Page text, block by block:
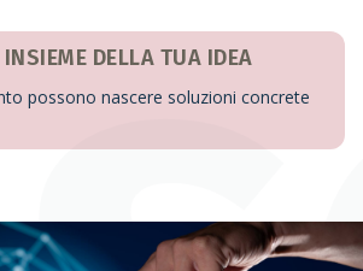
DELLA TUA IDEA
possono nascere soluzioni concrete